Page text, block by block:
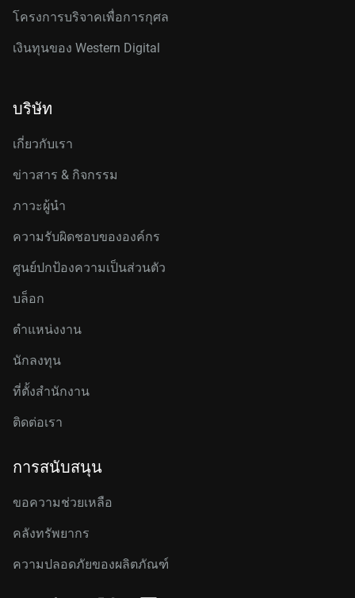
โครงการบริจาคเพื่อการกุศล
เงินทุนของ Western Digital
บริษัท
เกี่ยวกับเรา
ข่าวสาร & กิจกรรม
ภาวะผู้นำ
ความรับผิดชอบขององค์กร
ศูนย์ปกป้องความเป็นส่วนตัว
บล็อก
ตำแหน่งงาน
นักลงทุน
ที่ตั้งสำนักงาน
ติดต่อเรา
การสนับสนุน
ขอความช่วยเหลือ
คลังทรัพยากร
ความปลอดภัยของผลิตภัณฑ์